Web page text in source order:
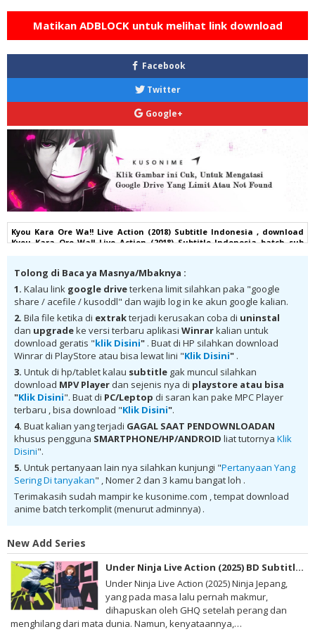
Matikan ADBLOCK untuk melihat link download
Facebook
Twitter
Google+
Kyou Kara Ore Wa!! Live Action (2018) Subtitle Indonesia , download
Kyou Kara Ore Wa!! Live Action (2018) Subtitle Indonesia batch sub
Subtitle Indonesia google drive, Kyou Kara Ore Wa!! Live Action (2018)
Subtitle Indonesia batch subtitle indonesia, Kyou Kara Ore Wa!! Live
Action (2018) Subtitle Indonesia batch mp4, Kyou Kara Ore Wa!! Live
Action (2018) Subtitle Indonesia bd, Kyou Kara Ore Wa!! Live Action
(2018) Subtitle Indonesia kurogaze, Kyou Kara Ore Wa!! Live Action
(2018) Subtitle Indonesia anibatch, Kyou Kara Ore Wa!! Live Action
(2018) Subtitle Indonesia animeindo, Kyou Kara Ore Wa!! Live Action
(2018) Subtitle Indonesia samehadaku , donwload anime Kyou Kara
Ore Wa!! Live Action (2018) Subtitle Indonesia batch , donwload Kyou
Kara Ore Wa!! Live Action (2018) Subtitle Indonesia sub indo, download
Kyou Kara Ore Wa!! Live Action (2018) Subtitle Indonesia batch google
drive, download Kyou Kara Ore Wa!! Live Action (2018) Subtitle
Indonesia batch Mega , donwload Kyou Kara Ore Wa!! Live Action
(2018) Subtitle Indonesia MKV 480P , donwload Kyou Kara Ore Wa!! Live
Action (2018) Subtitle Indonesia MKV 720P , donwload Kyou Kara Ore
Wa!! Live Action (2018) Subtitle Indonesia , donwload Kyou Kara Ore
Wa!! Live Action (2018) Subtitle Indonesia anime batch, donwload Kyou
Kara Ore Wa!! Live Action (2018) Subtitle Indonesia sub indo, donwload
Kyou Kara Ore Wa!! Live Action (2018) Subtitle Indonesia , donwload
Kyou Kara Ore Wa!! Live Action (2018) Subtitle Indonesia batch sub
indo , download anime Kyou Kara Ore Wa!! Live Action (2018) Subtitle
Indonesia , anime Kyou Kara Ore Wa!! Live Action (2018) Subtitle
Indonesia , download anime mp4 , mkv , 3gp sub indo , download
anime sub indo , download anime sub indo Kyou Kara Ore Wa!! Live
Tolong di Baca ya Masnya/Mbaknya :
1. Kalau link google driveterkena limit silahkan paka "google
share / acefile / kusoddl" dan wajib log in ke akun google kalian.
2. Bila file ketika di extrakterjadi kerusakan coba di uninstal
dan upgradeke versi terbaru aplikasi Winrarkalian untuk
download geratis "klik Disini" . Buat di HP silahkan download
Winrar di PlayStore atau bisa lewat lini "Klik Disini" .
3. Untuk di hp/tablet kalau subtitle gak muncul silahkan
download MPV Player dan sejenis nya di playstore atau bisa
"Klik Disini". Buat di PC/Leptop di saran kan pake MPC Player
terbaru , bisa download "Klik Disini".
4. Buat kalian yang terjadi GAGAL SAAT PENDOWNLOADAN
khusus pengguna SMARTPHONE/HP/ANDROID liat tutornya Klik
Disini".
5. Untuk pertanyaan lain nya silahkan kunjungi "Pertanyaan Yang
Sering Di tanyakan" , Nomer 2 dan 3 kamu bangat loh .
Terimakasih sudah mampir ke kusonime.com , tempat download
anime batch terkomplit (menurut adminnya) .
New Add Series
Under Ninja Live Action (2025) BD Subtitle Indonesia
Under Ninja Live Action (2025) Ninja Jepang,
yang pada masa lalu pernah makmur,
dihapuskan oleh GHQ setelah perang dan
menghilang dari mata dunia. Namun, kenyataannya,…